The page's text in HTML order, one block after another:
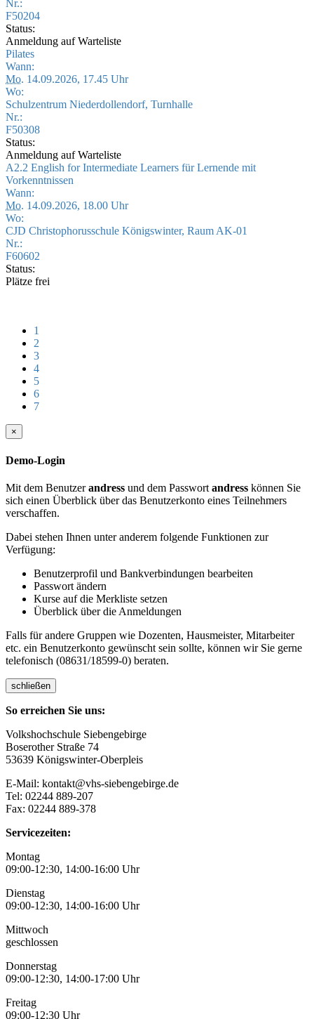
Nr.:
F50204
Status:
Anmeldung auf Warteliste
Pilates
Wann:
Mo. 14.09.2026, 17.45 Uhr
Wo:
Schulzentrum Niederdollendorf, Turnhalle
Nr.:
F50308
Status:
Anmeldung auf Warteliste
A2.2 English for Intermediate Learners für Lernende mit
Vorkenntnissen
Wann:
Mo. 14.09.2026, 18.00 Uhr
Wo:
CJD Christophorusschule Königswinter, Raum AK-01
Nr.:
F60602
Status:
Plätze frei
1
2
3
4
5
6
7
×
Demo-Login
Mit dem Benutzerandress und dem Passwort andress können Sie
sich einen Überblick über das Benutzerkonto eines Teilnehmers
verschaffen.
Dabei stehen Ihnen unter anderem folgende Funktionen zur
Verfügung:
Benutzerprofil und Bankverbindungen bearbeiten
Passwort ändern
Kurse auf die Merkliste setzen
Überblick über die Anmeldungen
Falls für andere Gruppen wie Dozenten, Hausmeister, Mitarbeiter
etc. ein Benutzerkonto gewünscht sein sollte, können wir Sie gerne
telefonisch (08631/18599-0) beraten.
schließen
So erreichen Sie uns:
Volkshochschule Siebengebirge
Boserother Straße 74
53639 Königswinter-Oberpleis
E-Mail: kontakt@vhs-siebengebirge.de
Tel: 02244 889-207
Fax: 02244 889-378
Servicezeiten:
Montag
09:00-12:30, 14:00-16:00 Uhr
Dienstag
09:00-12:30, 14:00-16:00 Uhr
Mittwoch
geschlossen
Donnerstag
09:00-12:30, 14:00-17:00 Uhr
Freitag
09:00-12:30 Uhr